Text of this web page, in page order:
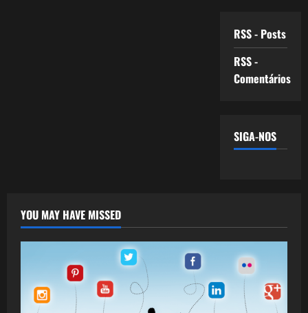
RSS - Posts
RSS -
Comentários
SIGA-NOS
YOU MAY HAVE MISSED